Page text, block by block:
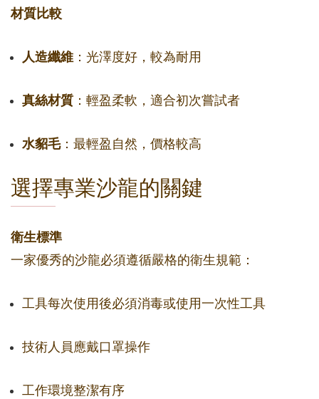
材質比較
人造纖維 ：光澤度好，較為耐用
真絲材質 ：輕盈柔軟，適合初次嘗試者
水貂毛：最輕盈自然，價格較高
選擇專業沙龍的關鍵
衛生標準
一家優秀的沙龍必須遵循嚴格的衛生規範：
工具每次使用後必須消毒或使用一次性工具
技術人員應戴口罩操作
工作環境整潔有序